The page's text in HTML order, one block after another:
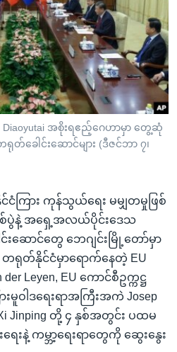
အစိုးရဧည့်ဂေဟာမှာ တွေ့ဆုံ
တ်ခေါင်းဆောင်များ (ဒီဇင်ဘာ ၇၊
ငံကြား ကုန်သွယ်ရေး မမျှတမှုဖြစ်
စ်ပွဲနဲ့ အရှေ့အလယ်ပိုင်းဒေသ
ဆောင်တွေ ဘေဂျင်းမြို့တော်မှာ
တရုတ်နိုင်ငံမှာရောက်နေတဲ့ EU
Leyen, EU ကောင်စီဥက္ကဋ္ဌ
ားမူဝါဒရေးရာအကြီးအကဲ Josep
Jinping တို့ ၄ နှစ်အတွင်း ပထမ
ေးနဲ့ ကမ္ဘာ့ရေးရာတွေကို ဆွေးနွေး